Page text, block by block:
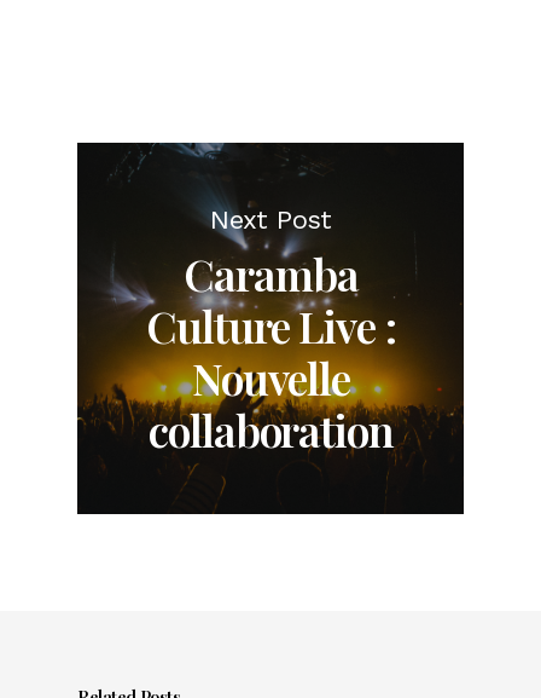
Next Post
Caramba
Culture Live :
Nouvelle
collaboration